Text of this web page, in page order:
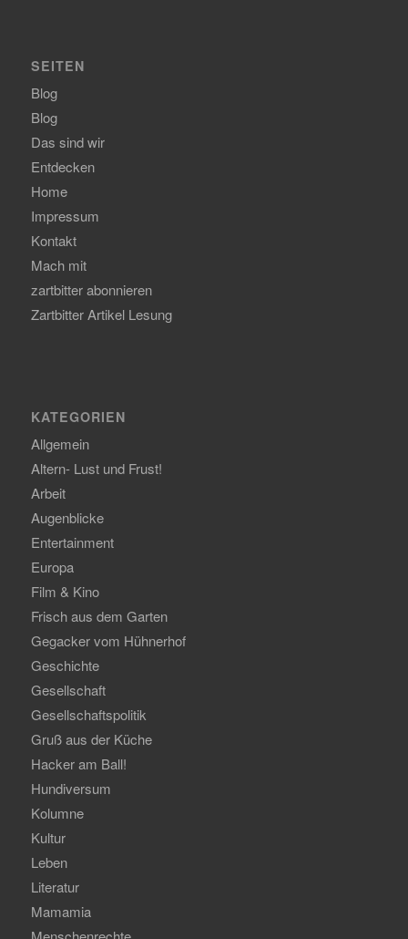
SEITEN
Blog
Blog
Das sind wir
Entdecken
Home
Impressum
Kontakt
Mach mit
zartbitter abonnieren
Zartbitter Artikel Lesung
KATEGORIEN
Allgemein
Altern- Lust und Frust!
Arbeit
Augenblicke
Entertainment
Europa
Film & Kino
Frisch aus dem Garten
Gegacker vom Hühnerhof
Geschichte
Gesellschaft
Gesellschaftspolitik
Gruß aus der Küche
Hacker am Ball!
Hundiversum
Kolumne
Kultur
Leben
Literatur
Mamamia